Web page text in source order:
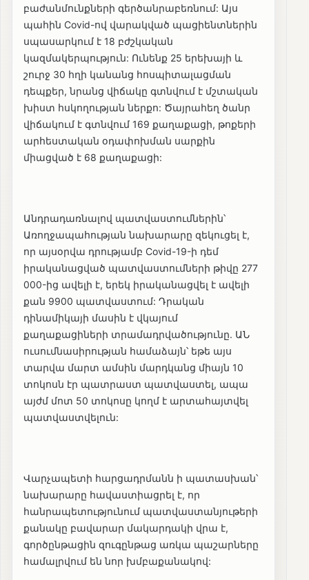
բաժանմունքների գերծանրաբեռնում: Այս
պահին Covid-ով վարակված պացիենտներին
սպասարկում է 18 բժշկական
կազմակերպություն: Ունենք 25 երեխայի և
շուրջ 30 հղի կանանց հոսպիտալացման
դեպքեր, նրանց վիճակը գտնվում է մշտական
խիստ հսկողության ներքո: Ծայրահեղ ծանր
վիճակում է գտնվում 169 քաղաքացի, թոքերի
արհեստական օդափոխման սարքին
միացված է 68 քաղաքացի:
Անդրադառնալով պատվաստումներին՝
Առողջապահության նախարարը զեկուցել է,
որ այսօրվա դրությամբ Covid-19-ի դեմ
իրականացված պատվաստումների թիվը 277
000-ից ավելի է, երեկ իրականացվել է ավելի
քան 9900 պատվաստում: Դրական
դինամիկայի մասին է վկայում
քաղաքացիների տրամադրվածությունը. ԱՆ
ուսումնասիրության համաձայն՝ եթե այս
տարվա մարտ ամսին մարդկանց միայն 10
տոկոսն էր պատրաստ պատվաստել, ապա
այժմ մոտ 50 տոկոսը կողմ է արտահայտվել
պատվաստվելուն:
Վարչապետի հարցադրմանն ի պատասխան՝
նախարարը հավաստիացրել է, որ
հանրապետությունում պատվաստանյութերի
քանակը բավարար մակարդակի վրա է,
գործընթացին զուգընթաց առկա պաշարները
համալրվում են նոր խմբաքանակով: